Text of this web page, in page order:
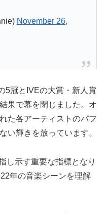
November 26,
5冠とIVEの大賞・新人賞
果で幕を閉じました。オ
た各アーティストのパフ
い輝きを放っています。
し示す重要な指標となり
年の音楽シーンを理解